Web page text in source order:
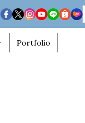
Portfolio